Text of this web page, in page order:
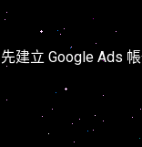
建立 Google Ads